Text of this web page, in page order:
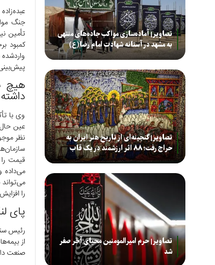
جنگ
تأمین
کمبود
هیچ
وی با
عین
نظر
را
پای
رئیس
از
صنعت
تصاویر| آماده‌سازی مواکب جاده‌های منتهی
به مشهد در آستانه شهادت امام رضا(ع)
تصاویر| گنجینه‌ای از تاریخ هنر ایران به
حراج رفت؛ ۸۸ اثر ارزشمند در یک قاب
تصاویر| حرم امیرالمومنین محیای آخر صفر
شد